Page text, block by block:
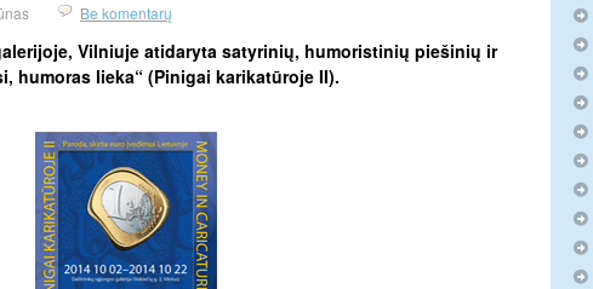
Be komentarų
Vilniuje atidaryta satyrinių, humoristinių piešinių ir
humoras lieka“ (Pinigai karikatūroje II).